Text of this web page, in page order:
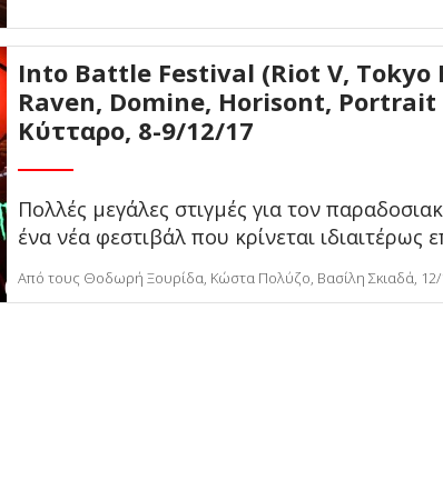
Into Battle Festival (Riot V, Tokyo
Raven, Domine, Horisont, Portrait
Κύτταρο, 8-9/12/17
Πολλές μεγάλες στιγμές για τον
ένα νέα φεστιβάλ που κρίνεται ιδιαιτέρως
Από τους Θοδωρή Ξουρίδα, Κώστα Πολύζο, Βασίλη Σκιαδά, 12/